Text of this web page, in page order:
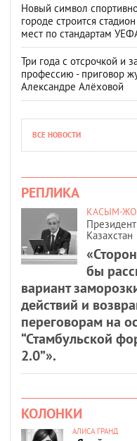
Новый символ
городе строится
мест по стандартам
Три года с отсрочкой и
профессию - приговор
Александре Алёховой
ВСЕ НОВОСТИ
РЕПЛИКА
КАСЫМ-
Казахстан
бы
вариант
действий и
переговорам на
“Стамбульской
2.0”».
КОЛОНКИ
АЛИСА ГРАНД